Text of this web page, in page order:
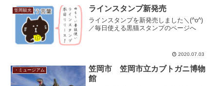
笠岡観光 ラインスタンプ新発売
ラインスタンプを新発売しました＼(^o^)
／毎日使える黒猫スタンプのページへ
2020.07.03
・ミュージアム
笠岡市 笠岡市立カブトガニ博物
館